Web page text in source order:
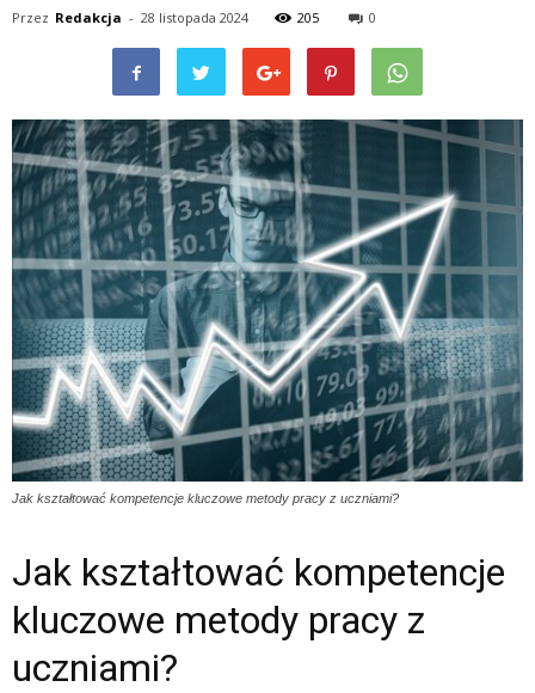
Przez Redakcja - 28 listopada 2024 205 0
Jak kształtować kompetencje kluczowe metody pracy z uczniami?
Jak kształtować kompetencje
kluczowe metody pracy z
uczniami?